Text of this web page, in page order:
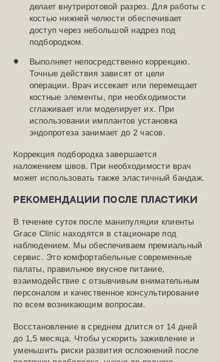
делает внутриротовой разрез. Для работы с
костью нижней челюсти обеспечивает
доступ через небольшой надрез под
подбородком.
Выполняет непосредственно коррекцию.
Точные действия зависят от цели
операции. Врач иссекает или перемещает
костные элементы, при необходимости
сглаживает или моделирует их. При
использовании имплантов установка
эндопротеза занимает до 2 часов.
Коррекция подбородка завершается
наложением швов. При необходимости врач
может использовать также эластичный бандаж.
Рекомендации после пластики
В течение суток после манипуляции клиенты
Grace Clinic находятся в стационаре под
наблюдением. Мы обеспечиваем премиальный
сервис. Это комфортабельные современные
палаты, правильное вкусное питание,
взаимодействие с отзывчивым внимательным
персоналом и качественное консультирование
по всем возникающим вопросам.
Восстановление в среднем длится от 14 дней
до 1,5 месяца. Чтобы ускорить заживление и
уменьшить риски развития осложнений после